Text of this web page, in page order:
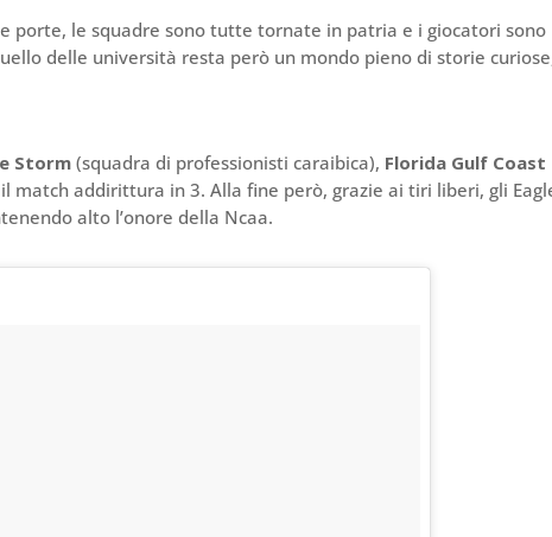
porte, le squadre sono tutte tornate in patria e i giocatori sono
delle università resta però un mondo pieno di storie
Storm (squadra di professionisti caraibica), Florida Gulf Coast
match addirittura in 3. Alla fine però, grazie ai tiri liberi, gli
alto l’onore della Ncaa.